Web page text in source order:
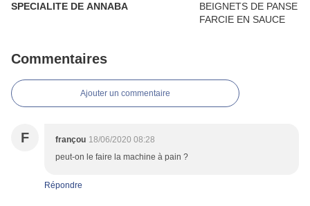
SPECIALITE DE ANNABA
Commentaires
Ajouter un commentaire
F françou 18/06/2020 08:28
peut-on le faire la machine à pain ?
Répondre